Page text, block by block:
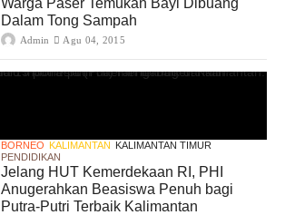
Dalam Tong Sampah
Admin Agu 04, 2015
BORNEO KALIMANTAN KALIMANTAN TIMUR
PENDIDIKAN
Jelang HUT Kemerdekaan RI, PHI
Anugerahkan Beasiswa Penuh bagi
Putra-Putri Terbaik Kalimantan